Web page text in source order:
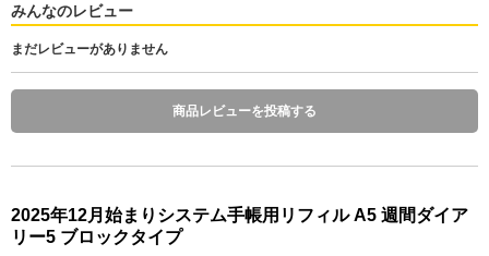
みんなのレビュー
まだレビューがありません
商品レビューを投稿する
2025年12月始まりシステム手帳用リフィル A5 週間ダイア
リー5 ブロックタイプ